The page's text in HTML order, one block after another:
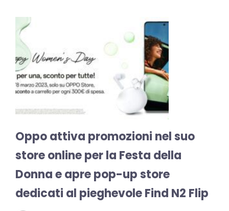
Oppo attiva promozioni nel suo
store online per la Festa della
Donna e apre pop-up store
dedicati al pieghevole Find N2 Flip